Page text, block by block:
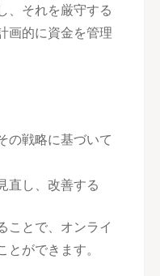
、それを厳守する
画的に資金を管理
の戦略に基づいて
直し、改善する
ことで、オンライ
ができます。